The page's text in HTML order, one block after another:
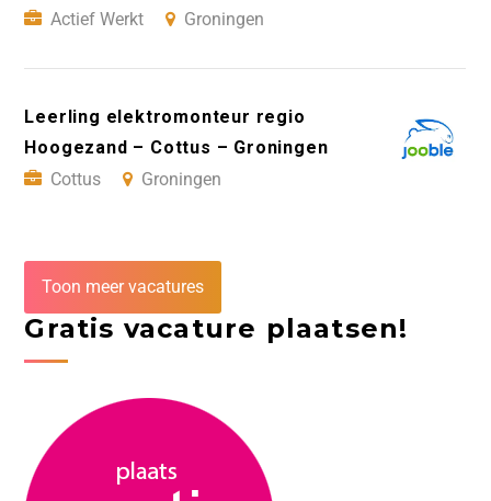
Actief Werkt
Groningen
Leerling elektromonteur regio
Hoogezand – Cottus – Groningen
Cottus
Groningen
Toon meer vacatures
Gratis vacature plaatsen!